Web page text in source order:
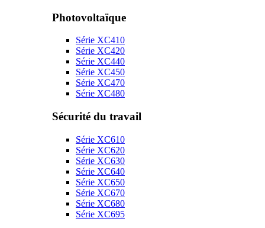
Photovoltaïque
Série XC410
Série XC420
Série XC440
Série XC450
Série XC470
Série XC480
Sécurité du travail
Série XC610
Série XC620
Série XC630
Série XC640
Série XC650
Série XC670
Série XC680
Série XC695